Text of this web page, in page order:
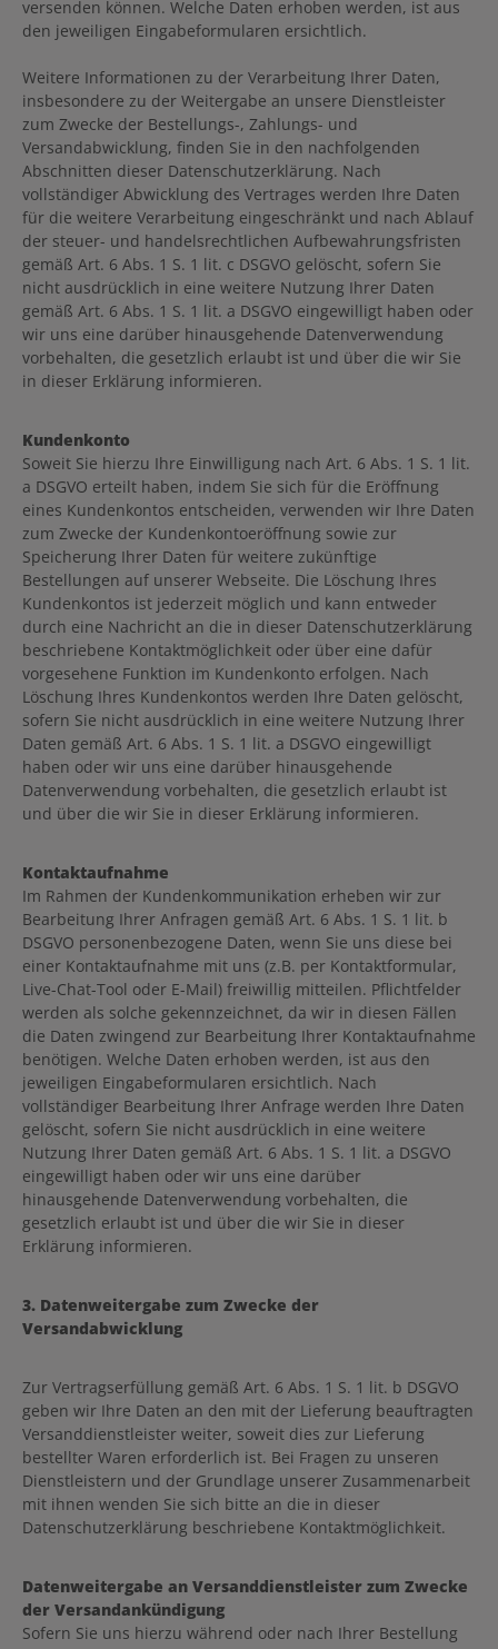
versenden können. Welche Daten erhoben werden, ist aus
den jeweiligen Eingabeformularen ersichtlich.
Weitere Informationen zu der Verarbeitung Ihrer Daten,
insbesondere zu der Weitergabe an unsere Dienstleister
zum Zwecke der Bestellungs-, Zahlungs- und
Versandabwicklung, finden Sie in den nachfolgenden
Abschnitten dieser Datenschutzerklärung. Nach
vollständiger Abwicklung des Vertrages werden Ihre Daten
für die weitere Verarbeitung eingeschränkt und nach Ablauf
der steuer- und handelsrechtlichen Aufbewahrungsfristen
gemäß Art. 6 Abs. 1 S. 1 lit. c DSGVO gelöscht, sofern Sie
nicht ausdrücklich in eine weitere Nutzung Ihrer Daten
gemäß Art. 6 Abs. 1 S. 1 lit. a DSGVO eingewilligt haben oder
wir uns eine darüber hinausgehende Datenverwendung
vorbehalten, die gesetzlich erlaubt ist und über die wir Sie
in dieser Erklärung informieren.
Kundenkonto
Soweit Sie hierzu Ihre Einwilligung nach Art. 6 Abs. 1 S. 1 lit.
a DSGVO erteilt haben, indem Sie sich für die Eröffnung
eines Kundenkontos entscheiden, verwenden wir Ihre Daten
zum Zwecke der Kundenkontoeröffnung sowie zur
Speicherung Ihrer Daten für weitere zukünftige
Bestellungen auf unserer Webseite. Die Löschung Ihres
Kundenkontos ist jederzeit möglich und kann entweder
durch eine Nachricht an die in dieser Datenschutzerklärung
beschriebene Kontaktmöglichkeit oder über eine dafür
vorgesehene Funktion im Kundenkonto erfolgen. Nach
Löschung Ihres Kundenkontos werden Ihre Daten gelöscht,
sofern Sie nicht ausdrücklich in eine weitere Nutzung Ihrer
Daten gemäß Art. 6 Abs. 1 S. 1 lit. a DSGVO eingewilligt
haben oder wir uns eine darüber hinausgehende
Datenverwendung vorbehalten, die gesetzlich erlaubt ist
und über die wir Sie in dieser Erklärung informieren.
Kontaktaufnahme
Im Rahmen der Kundenkommunikation erheben wir zur
Bearbeitung Ihrer Anfragen gemäß Art. 6 Abs. 1 S. 1 lit. b
DSGVO personenbezogene Daten, wenn Sie uns diese bei
einer Kontaktaufnahme mit uns (z.B. per Kontaktformular,
Live-Chat-Tool oder E-Mail) freiwillig mitteilen. Pflichtfelder
werden als solche gekennzeichnet, da wir in diesen Fällen
die Daten zwingend zur Bearbeitung Ihrer Kontaktaufnahme
benötigen. Welche Daten erhoben werden, ist aus den
jeweiligen Eingabeformularen ersichtlich. Nach
vollständiger Bearbeitung Ihrer Anfrage werden Ihre Daten
gelöscht, sofern Sie nicht ausdrücklich in eine weitere
Nutzung Ihrer Daten gemäß Art. 6 Abs. 1 S. 1 lit. a DSGVO
eingewilligt haben oder wir uns eine darüber
hinausgehende Datenverwendung vorbehalten, die
gesetzlich erlaubt ist und über die wir Sie in dieser
Erklärung informieren.
3. Datenweitergabe zum Zwecke der
Versandabwicklung
Zur Vertragserfüllung gemäß Art. 6 Abs. 1 S. 1 lit. b DSGVO
geben wir Ihre Daten an den mit der Lieferung beauftragten
Versanddienstleister weiter, soweit dies zur Lieferung
bestellter Waren erforderlich ist. Bei Fragen zu unseren
Dienstleistern und der Grundlage unserer Zusammenarbeit
mit ihnen wenden Sie sich bitte an die in dieser
Datenschutzerklärung beschriebene Kontaktmöglichkeit.
Datenweitergabe an Versanddienstleister zum Zwecke
der Versandankündigung
Sofern Sie uns hierzu während oder nach Ihrer Bestellung